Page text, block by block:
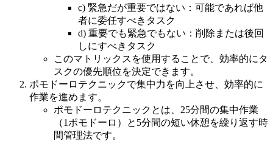
c) 緊急だが重要ではない：可能であれば他
者に委任すべきタスク
d) 重要でも緊急でもない：削除または後回
しにすべきタスク
このマトリックスを使用することで、効率的にタ
スクの優先順位を決定できます。
ポモドーロテクニックで集中力を向上させ、効率的に
作業を進めます。
ポモドーロテクニックとは、25分間の集中作業
（1ポモドーロ）と5分間の短い休憩を繰り返す時
間管理法です。